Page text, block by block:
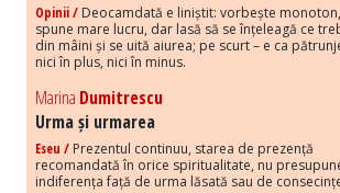
Opinii / Deocamdată e liniștit: vorbește
spune mare lucru, dar lasă să se înțeleagă ce
din mâini și se uită aiurea; pe scurt – e ca
nici în plus, nici în minus.
Marina Dumitrescu
Urma și urmarea
Eseu / Prezentul continuu, starea de prezență
recomandată în orice spiritualitate, nu
indiferența față de urma lăsată sau de